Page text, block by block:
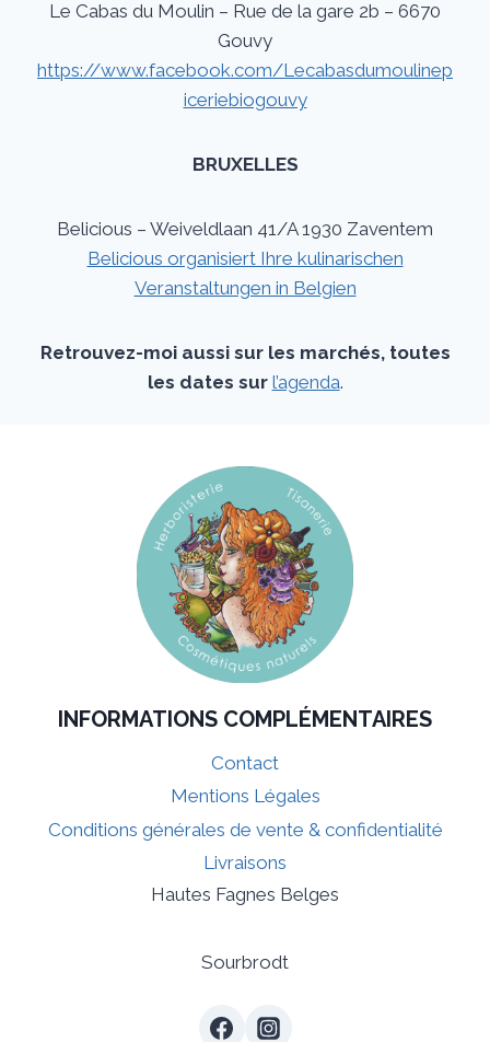
Le Cabas du Moulin – Rue de la gare 2b – 6670
Gouvy
https://www.facebook.com/Lecabasdumoulinep
iceriebiogouvy
BRUXELLES
Belicious – Weiveldlaan 41/A 1930 Zaventem
Belicious organisiert Ihre kulinarischen
Veranstaltungen in Belgien
Retrouvez-moi aussi sur les marchés, toutes
les dates sur l’agenda.
INFORMATIONS COMPLÉMENTAIRES
Contact
Mentions Légales
Conditions générales de vente & confidentialité
Livraisons
Hautes Fagnes Belges
Sourbrodt